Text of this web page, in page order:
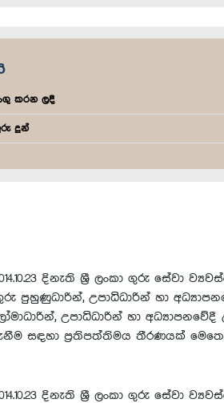
කරන ලදී
දුන්
දිනැති ශ්‍රී ලංකා ගුරු සේවා
පුහුණුධාරින්, උපාධිධාරින් හා
උපාධිධාරින් හා
සඳහා ප්‍රතිපත්තිමය තීරණයක්
2014.10.23 දිනැති ශ්‍රී ලංකා ගුරු